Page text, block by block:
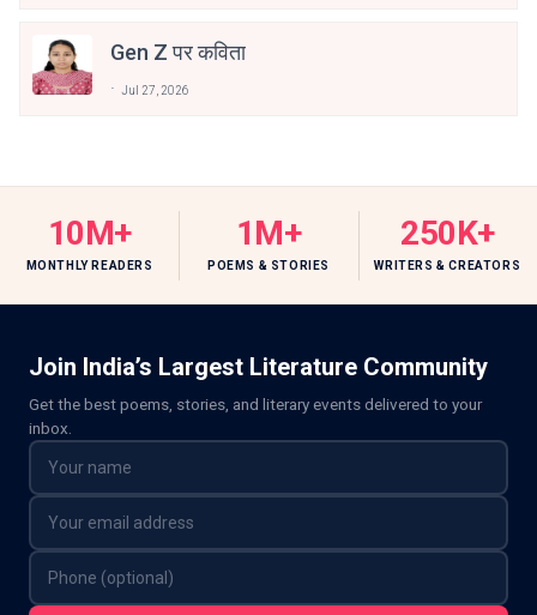
Gen Z पर कविता
Jul 27, 2026
10M+
MONTHLY READERS
1M+
POEMS & STORIES
250K+
WRITERS & CREATORS
Join India’s Largest Literature Community
Get the best poems, stories, and literary events delivered to your
inbox.